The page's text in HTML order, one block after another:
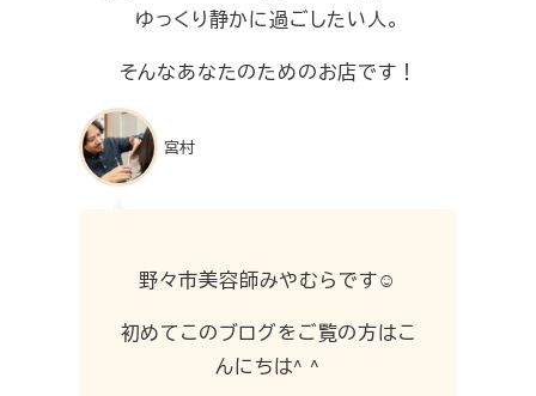
ゆっくり静かに過ごしたい人。
そんなあなたのためのお店です！
宮村
野々市美容師みやむらです☺︎
初めてこのブログをご覧の方はこ
んにちは^ ^